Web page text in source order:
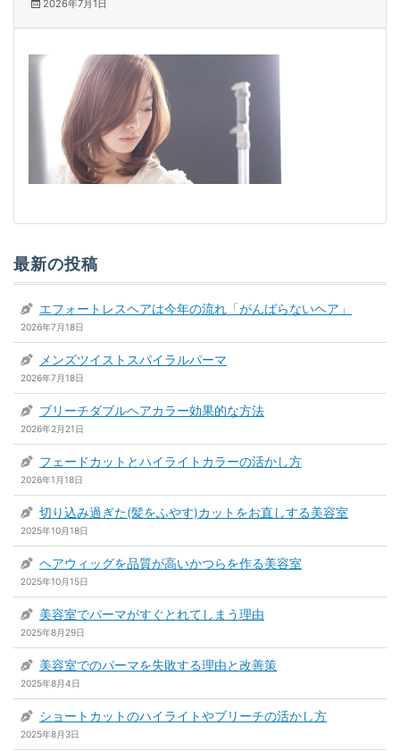
2026年7月1日
最新の投稿
エフォートレスヘアは今年の流れ「がんばらないヘア」
2026年7月18日
メンズツイストスパイラルパーマ
2026年7月18日
ブリーチダブルヘアカラー効果的な方法
2026年2月21日
フェードカットとハイライトカラーの活かし方
2026年1月18日
切り込み過ぎた(髪をふやす)カットをお直しする美容室
2025年10月18日
ヘアウィッグを品質が高いかつらを作る美容室
2025年10月15日
美容室でパーマがすぐとれてしまう理由
2025年8月29日
美容室でのパーマを失敗する理由と改善策
2025年8月4日
ショートカットのハイライトやブリーチの活かし方
2025年8月3日